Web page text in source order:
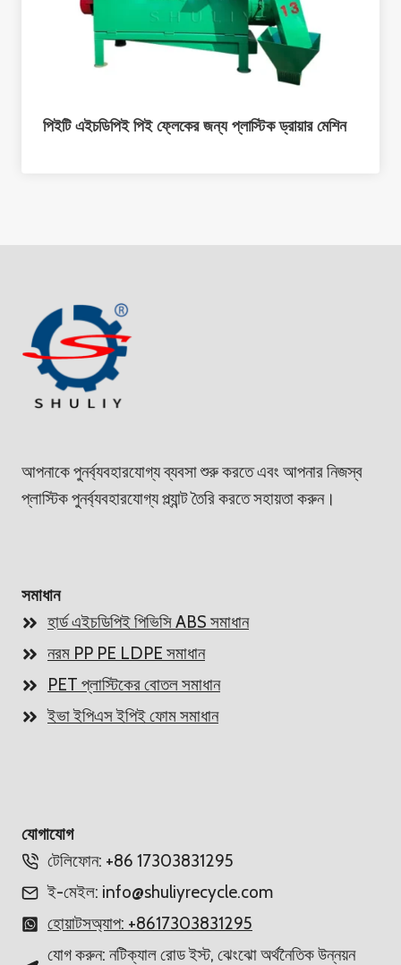
পিইটি এইচডিপিই পিই ফ্লেকের জন্য প্লাস্টিক ড্রায়ার মেশিন
আপনাকে পুনর্ব্যবহারযোগ্য ব্যবসা শুরু করতে এবং আপনার নিজস্ব
প্লাস্টিক পুনর্ব্যবহারযোগ্য প্ল্যান্ট তৈরি করতে সহায়তা করুন।
সমাধান
হার্ড এইচডিপিই পিভিসি ABS সমাধান
নরম PP PE LDPE সমাধান
PET প্লাস্টিকের বোতল সমাধান
ইভা ইপিএস ইপিই ফোম সমাধান
যোগাযোগ
টেলিফোন: +86 17303831295
ই-মেইল: info@shuliyrecycle.com
হোয়াটসঅ্যাপ: +8617303831295
যোগ করুন: নটিক্যাল রোড ইস্ট, ঝেংঝো অর্থনৈতিক উন্নয়নChat